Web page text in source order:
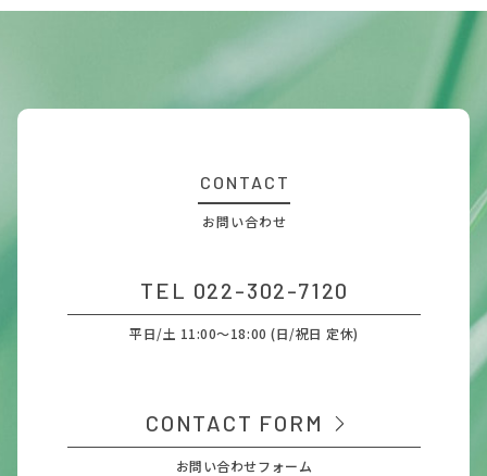
CONTACT
お問い合わせ
TEL 022-302-7120
平日/土 11:00～18:00 (日/祝日 定休)
CONTACT FORM
お問い合わせフォーム